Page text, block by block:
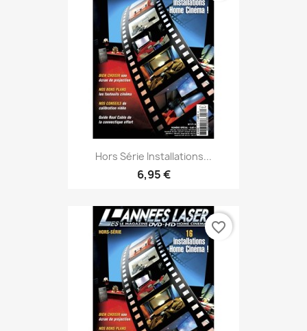
Hors Série Installations...
6,95 €
favorite_border